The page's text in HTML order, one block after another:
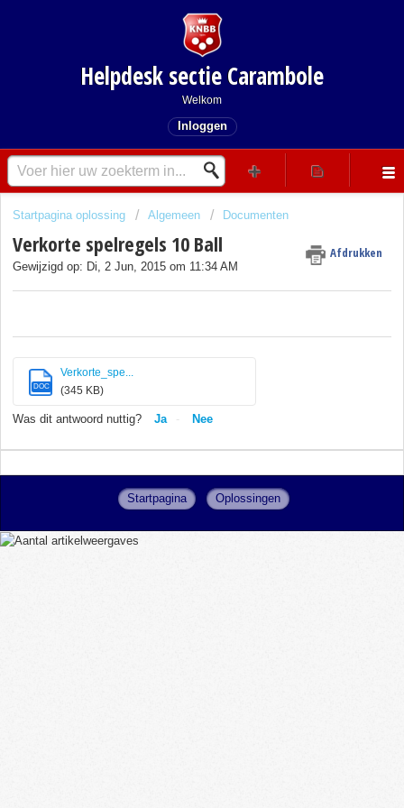
Helpdesk sectie Carambole
Welkom
Inloggen
Startpagina oplossing Algemeen Documenten
Verkorte spelregels 10 Ball Afdrukken
Gewijzigd op: Di, 2 Jun, 2015 om 11:34 AM
DOC
Verkorte_spe...
(345 KB)
Was dit antwoord nuttig? Ja Nee
Startpagina Oplossingen